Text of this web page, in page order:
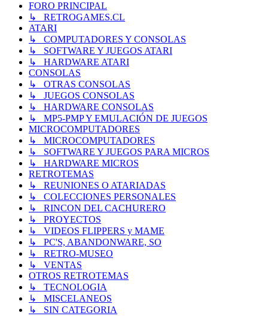
FORO PRINCIPAL
↳ RETROGAMES.CL
ATARI
↳ COMPUTADORES Y CONSOLAS
↳ SOFTWARE Y JUEGOS ATARI
↳ HARDWARE ATARI
CONSOLAS
↳ OTRAS CONSOLAS
↳ JUEGOS CONSOLAS
↳ HARDWARE CONSOLAS
↳ MP5-PMP Y EMULACIÓN DE JUEGOS
MICROCOMPUTADORES
↳ MICROCOMPUTADORES
↳ SOFTWARE Y JUEGOS PARA MICROS
↳ HARDWARE MICROS
RETROTEMAS
↳ REUNIONES O ATARIADAS
↳ COLECCIONES PERSONALES
↳ RINCON DEL CACHURERO
↳ PROYECTOS
↳ VIDEOS FLIPPERS y MAME
↳ PC'S, ABANDONWARE, SO
↳ RETRO-MUSEO
↳ VENTAS
OTROS RETROTEMAS
↳ TECNOLOGIA
↳ MISCELANEOS
↳ SIN CATEGORIA